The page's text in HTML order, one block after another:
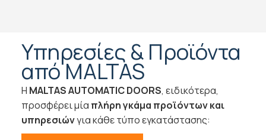
Υπηρεσίες & Προϊόντα
από MALTAS
Η MALTAS AUTOMATIC DOORS, ειδικότερα,
προσφέρει μία πλήρη γκάμα προϊόντων και
υπηρεσιώνγια κάθε τύπο εγκατάστασης: